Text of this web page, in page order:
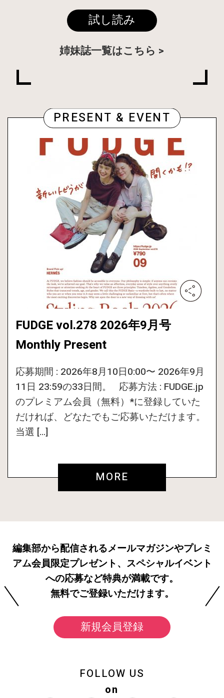
試し読み
姉妹誌一覧はこちら
PRESENT & EVENT
FUDGE vol.278 2026年9月号
Monthly Present
応募期間 : 2026年8月10日0:00〜 2026年9月
11日 23:59の33日間。 応募方法 : FUDGE.jp
のプレミアム会員（無料）*に登録していた
だければ、どなたでもご応募いただけます。
当選 […]
MORE
編集部から配信されるメールマガジンやプレミ
アム会員限定プレゼント、スペシャルイベント
への応募など特典が満載です。
無料でご登録いただけます。
新規会員登録
FOLLOW US
on